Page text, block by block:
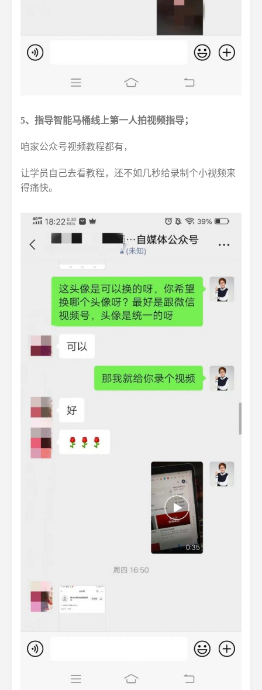
5、指导智能马桶线上第一人拍视频指导；
咱家公众号视频教程都有，
让学员自己去看教程，还不如几秒给录制个小视频来
得痛快。